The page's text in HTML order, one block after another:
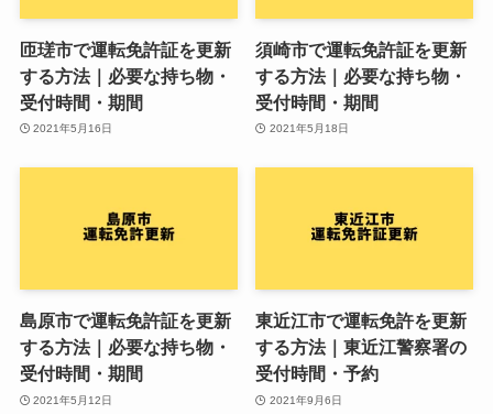
匝瑳市で運転免許証を更新
する方法｜必要な持ち物・
受付時間・期間
2021年5月16日
須崎市で運転免許証を更新
する方法｜必要な持ち物・
受付時間・期間
2021年5月18日
島原市で運転免許証を更新
する方法｜必要な持ち物・
受付時間・期間
2021年5月12日
東近江市で運転免許を更新
する方法｜東近江警察署の
受付時間・予約
2021年9月6日